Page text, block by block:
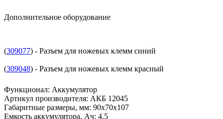
Дополнительное оборудование
(309077) - Разъем для ножевых клемм синий
(309048) - Разъем для ножевых клемм красный
Функционал: Аккумулятор
Артикул производителя: АКБ 12045
Габаритные размеры, мм: 90х70х107
Емкость аккумулятора, Ач: 4.5